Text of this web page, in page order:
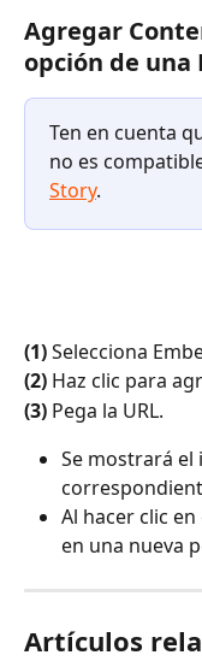
Agregar
opción de una
Ten en cuenta
no es
Story.
(1) Selecciona
(2) Haz clic para
(3) Pega la URL.
Se mostrará el
Al hacer clic
en una nueva
Artículos